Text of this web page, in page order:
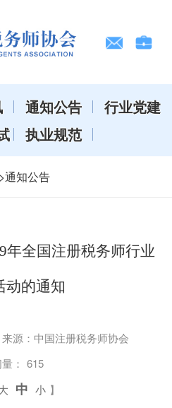
通知公告
行业党建
执业规范
通知公告
年全国注册税务师行业
动的通知
来源：中国注册税务师协会
： 615
中 小 】